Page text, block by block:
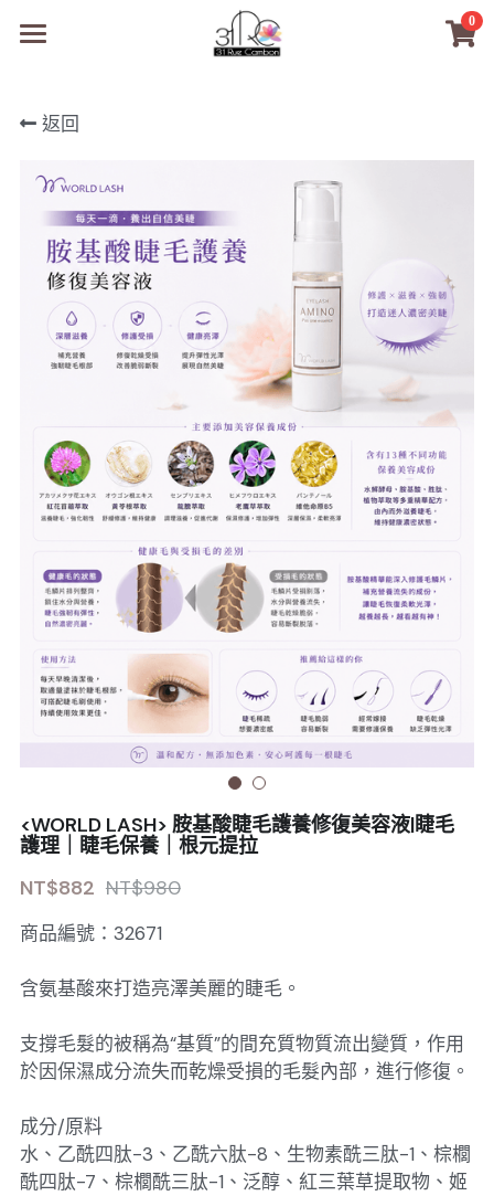
0
商品
PreMedi眼部護理
PreMedi眼部護理
數位電子書
經典單根圓毛
小紅書款
日式扁毛
極細睫毛
W型睫毛
彩色睫毛
WORLDLASH
睫毛前處裡
睫毛卸除
睫毛提拉
睫毛夾子
睫毛保養
絕版彩睫
絕版扁毛
絕版圓毛
絕版W型
日本OMD美甲品牌
轉頭凝膠
凝膠筆刷
凝膠機器
檢定商品
商材選購
品牌開店包
OEM訂製
技術課程
教學教室
NEA睫毛協會
繁體中文
註冊/登入
返回
<WORLD LASH> 胺基酸睫毛護養修復美容液|睫毛
護理｜睫毛保養｜根元提拉
NT$882 NT$980
商品編號：32671
含氨基酸來打造亮澤美麗的睫毛。
支撐毛髮的被稱為“基質”的間充質物質流出變質，作用
於因保濕成分流失而乾燥受損的毛髮內部，進行修復。
成分/原料
水、乙酰四肽-3、乙酰六肽-8、生物素酰三肽-1、棕櫚
酰四肽-7、棕櫚酰三肽-1、泛醇、紅三葉草提取物、姬
×
商品分類
所有商品分類